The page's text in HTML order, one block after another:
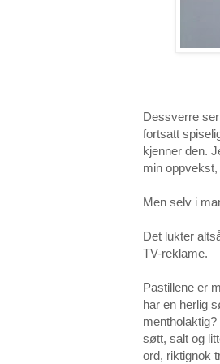
Dessverre
fortsatt
kjenner den.
min
Men selv i
Det lukter
TV-reklame.
Pastillene er
har en herlig
søtt, salt og
ord, riktignok